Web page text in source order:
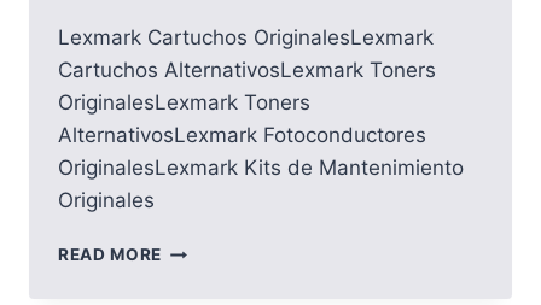
Lexmark Cartuchos OriginalesLexmark
Cartuchos AlternativosLexmark Toners
OriginalesLexmark Toners
AlternativosLexmark Fotoconductores
OriginalesLexmark Kits de Mantenimiento
Originales
READ MORE LEXMARK